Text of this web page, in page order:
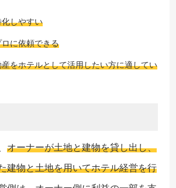
しやすい
に依頼できる
をホテルとして活用したい方に適してい
オーナーが土地と建物を貸し出し、
建物と土地を用いてホテル経営を行